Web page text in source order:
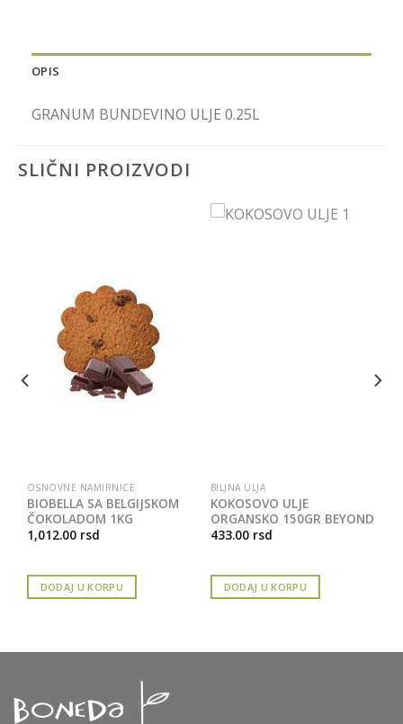
OPIS
GRANUM BUNDEVINO ULJE 0.25L
SLIČNI PROIZVODI
OSNOVNE NAMIRNICE
BIOBELLA SA BELGIJSKOM
ČOKOLADOM 1KG
1,012.00 rsd
DODAJ U KORPU
BILJNA ULJA
KOKOSOVO ULJE
ORGANSKO 150GR BEYOND
433.00 rsd
DODAJ U KORPU